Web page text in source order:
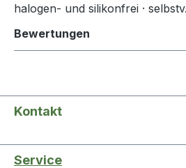
halogen- und silikonfrei ·
Bewertungen
Kontakt
Service